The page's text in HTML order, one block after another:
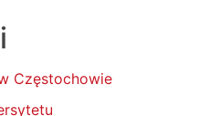
Częstochowie